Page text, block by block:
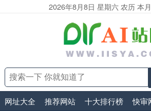
2026年8月8日 星期六 农历 本
网址大全 推荐网站 十大排行榜 快审